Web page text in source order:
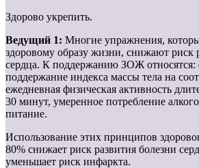
Здорово укрепить.
Ведущий 1: Многие упражнения,
здоровому образу жизни, снижают риск
сердца. К поддержанию ЗОЖ относятся:
поддержание индекса массы тела на
ежедневная физическая активность
30 минут, умеренное потребление
питание.
Использование этих принципов
80% снижает риск развития болезни
уменьшает риск инфаркта.